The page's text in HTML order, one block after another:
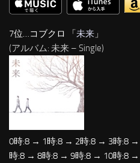
7位…コブクロ 「未来 」
(アルバム: 未来 – Single)
0時:8 → 1時:8 → 2時:8 → 3時:8
時:8 → 8時:8 → 9時:8 → 10時:8